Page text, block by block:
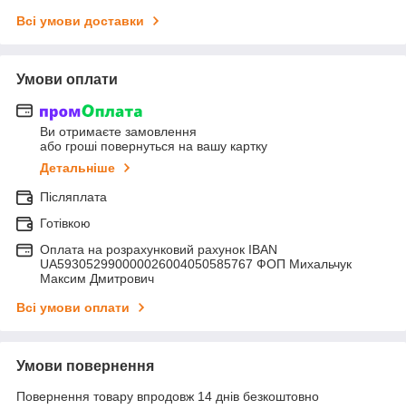
Всі умови доставки
Умови оплати
Ви отримаєте замовлення
або гроші повернуться на вашу картку
Детальніше
Післяплата
Готівкою
Оплата на розрахунковий рахунок IBAN
UA593052990000026004050585767 ФОП Михальчук
Максим Дмитрович
Всі умови оплати
Умови повернення
Повернення товару впродовж 14 днів безкоштовно